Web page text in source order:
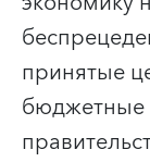
принятые